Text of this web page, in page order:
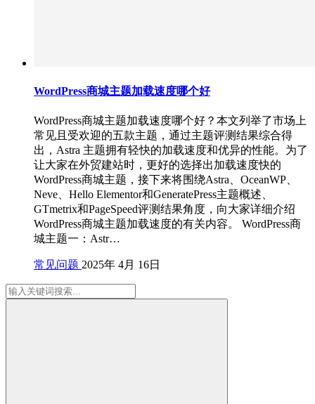
WordPress商城主题加载速度哪个好
WordPress商城主题加载速度哪个好？本文列举了市场上
常见且受欢迎的五款主题，通过主题评测结果综合得
出，Astra 主题拥有轻快的加载速度和优异的性能。为了
让大家在外贸建站时，更好的选择出加载速度快的
WordPress商城主题，接下来将围绕Astra、OceanWP、
Neve、Hello Elementor和GeneratePress主题概述、
GTmetrix和PageSpeed评测结果角度，向大家详细介绍
WordPress商城主题加载速度的有关内容。 WordPress商
城主题一：Astr…
常见问题 2025年 4月 16日